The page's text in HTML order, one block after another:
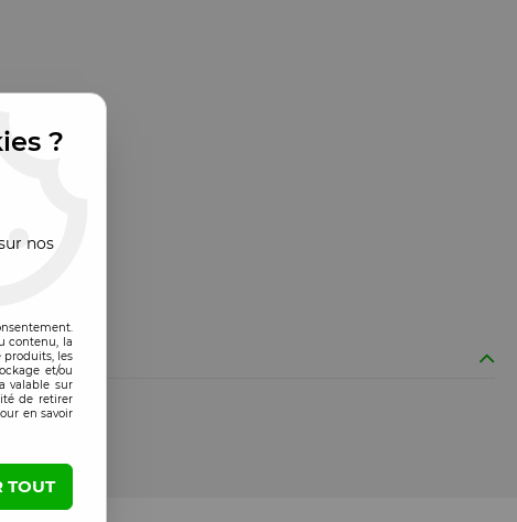
?
nos
contenu, la
produits, les
et/ou
valable sur
de retirer
en savoir
TOUT